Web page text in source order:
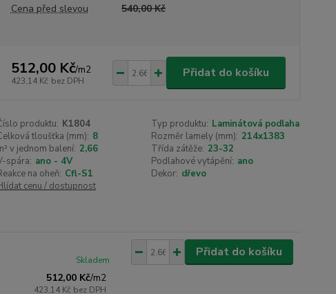
Cena před slevou
540,00 Kč
512,00 Kč/m2
423,14 Kč bez DPH
Přidat do košíku
produktu: K1804 Typ produktu: Laminátová podlaha
tloušťka (mm): 8 Rozměr lamely (mm): 214x1383
v jednom balení: 2,66 Třída zátěže: 23-32
spára: ano - 4V Podlahové vytápění: ano
na oheň: Cfl-S1 Dekor: dřevo
cenu / dostupnost
512,00 Kč/m2
423,14 Kč bez DPH
Skladem
Přidat do košíku